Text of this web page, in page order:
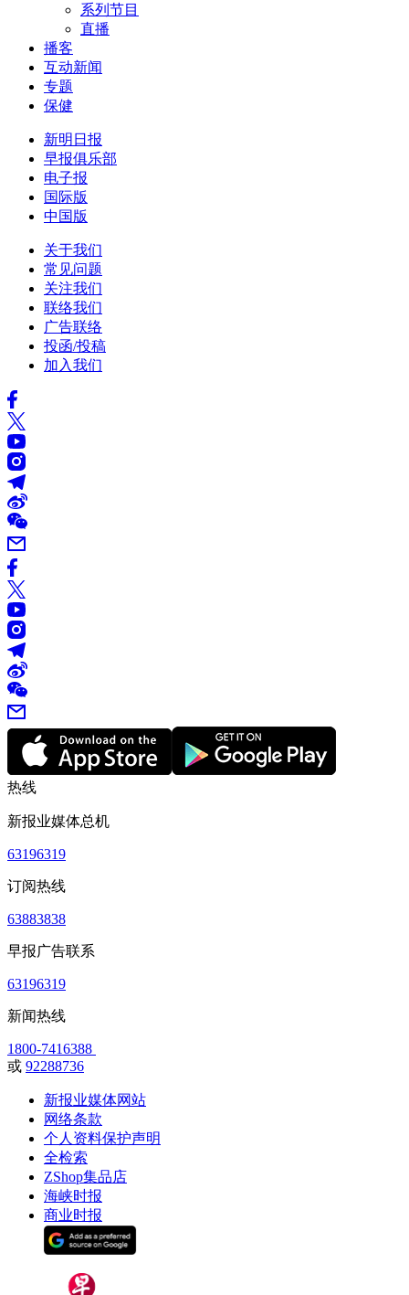
系列节目
直播
播客
互动新闻
专题
保健
新明日报
早报俱乐部
电子报
国际版
中国版
关于我们
常见问题
关注我们
联络我们
广告联络
投函/投稿
加入我们
热线
新报业媒体总机
63196319
订阅热线
63883838
早报广告联系
63196319
新闻热线
1800-7416388
或 92288736
新报业媒体网站
网络条款
个人资料保护声明
全检索
ZShop集品店
海峡时报
商业时报